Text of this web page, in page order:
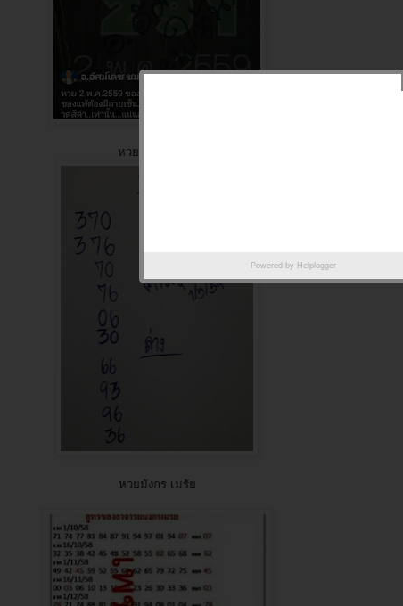
หวยคนสุราษฎร์
หวยมังกร เมรัย
Powered by Helplogger